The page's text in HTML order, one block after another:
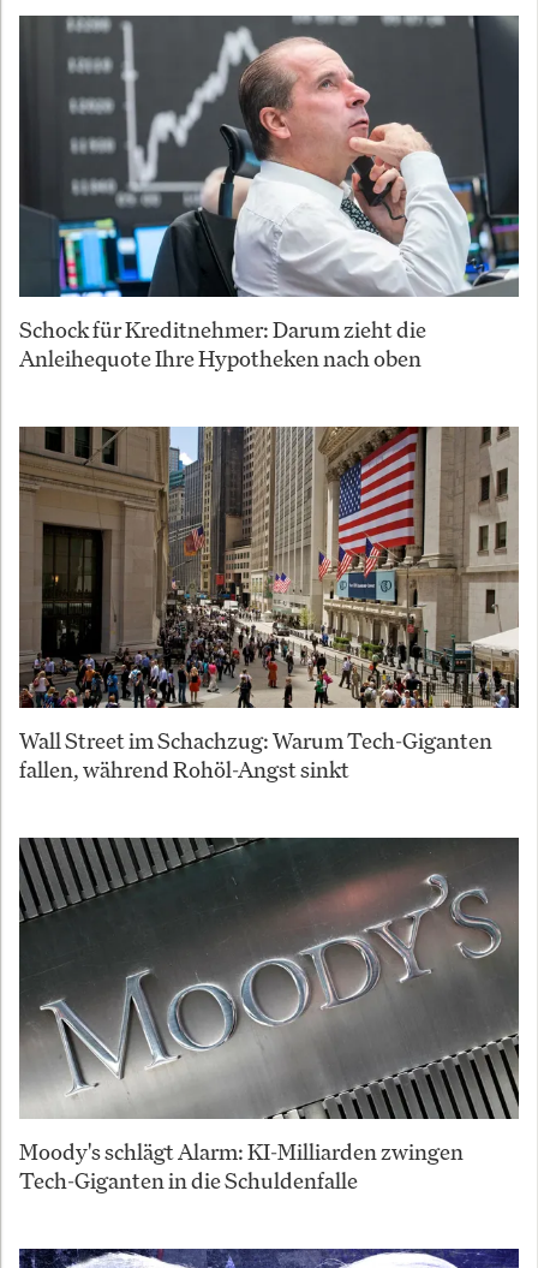
Schock für Kreditnehmer: Darum zieht die
Anleihequote Ihre Hypotheken nach oben
Wall Street im Schachzug: Warum Tech-Giganten
fallen, während Rohöl-Angst sinkt
Moody's schlägt Alarm: KI-Milliarden zwingen
Tech-Giganten in die Schuldenfalle